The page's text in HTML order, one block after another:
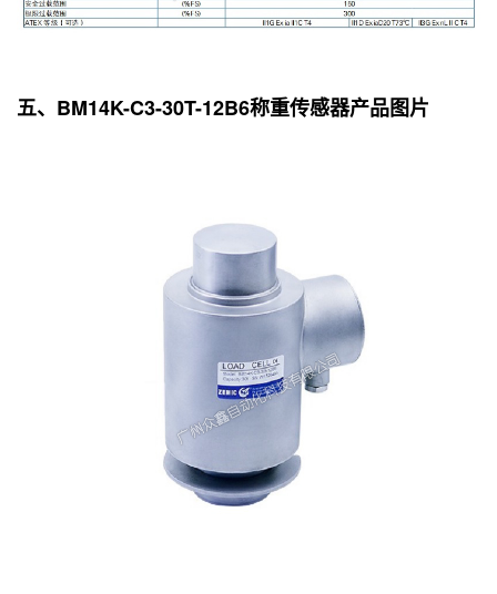
五、BM14K-C3-30T-12B6称重传感器产品图片